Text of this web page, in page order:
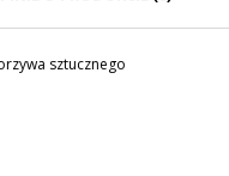
PŁATNOŚCI
sztucznego